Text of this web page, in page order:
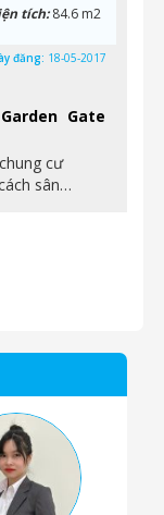
Gate
cư
sân…
tích:84.6 m2
đăng: 18-05-2017